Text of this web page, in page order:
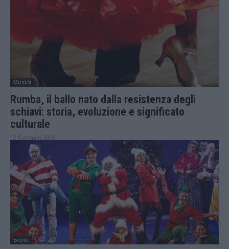
Musica
Rumba, il ballo nato dalla resistenza degli
schiavi: storia, evoluzione e significato
culturale
12 Gennaio 2026
Eventi